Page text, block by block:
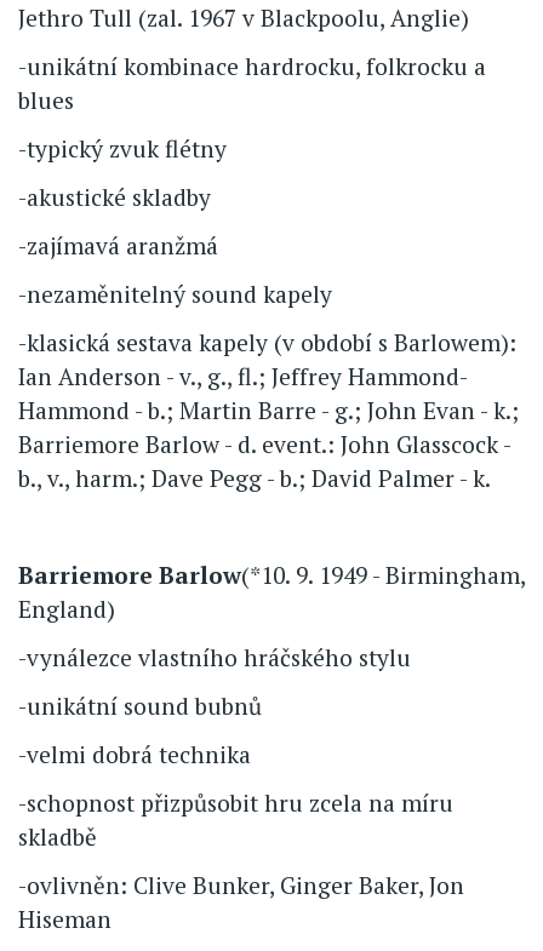
Jethro Tull (zal. 1967 v Blackpoolu, Anglie)
-unikátní kombinace hardrocku, folkrocku a
blues
-typický zvuk flétny
-akustické skladby
-zajímavá aranžmá
-nezaměnitelný sound kapely
-klasická sestava kapely (v období s Barlowem):
Ian Anderson - v., g., fl.; Jeffrey Hammond-
Hammond - b.; Martin Barre - g.; John Evan - k.;
Barriemore Barlow - d. event.: John Glasscock -
b., v., harm.; Dave Pegg - b.; David Palmer - k.
Barriemore Barlow(*10. 9. 1949 - Birmingham,
England)
-vynálezce vlastního hráčského stylu
-unikátní sound bubnů
-velmi dobrá technika
-schopnost přizpůsobit hru zcela na míru
skladbě
-ovlivněn: Clive Bunker, Ginger Baker, Jon
Hiseman